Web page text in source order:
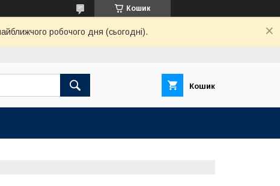
Кошик
робочого дня (сьогодні).
Кошик